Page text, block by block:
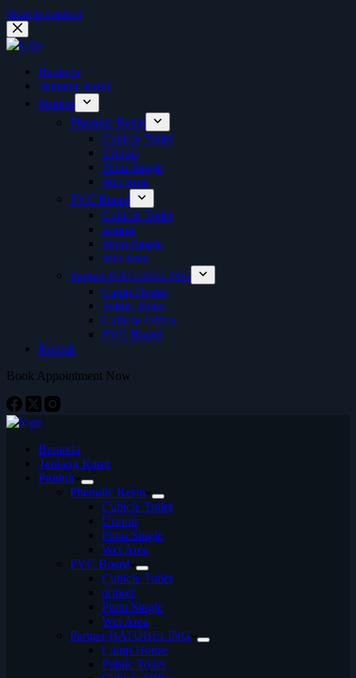
Skip to content
Beranda
Tentang Kami
Produk
Phenolic Resin
Cubicle Toilet
Urinoir
Pintu Single
Wet Area
PVC Board
Cubicle Toilet
urinoir
Pintu Single
Wet Area
Partner BATUBELING
Camp House
Public Toilet
Cubicle Office
PVC Board
Kontak
Book Appointment Now
Beranda
Tentang Kami
Produk
Phenolic Resin
Cubicle Toilet
Urinoir
Pintu Single
Wet Area
PVC Board
Cubicle Toilet
urinoir
Pintu Single
Wet Area
Partner BATUBELING
Camp House
Public Toilet